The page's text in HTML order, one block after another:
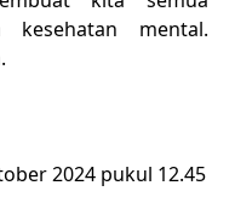
kesehatan mental.
2024 pukul 12.45